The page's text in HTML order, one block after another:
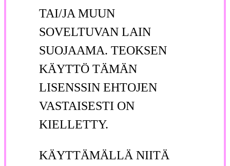
TAI/JA MUUN
SOVELTUVAN LAIN
SUOJAAMA. TEOKSEN
KÄYTTÖ TÄMÄN
LISENSSIN EHTOJEN
VASTAISESTI ON
KIELLETTY.
KÄYTTÄMÄLLÄ NIITÄ